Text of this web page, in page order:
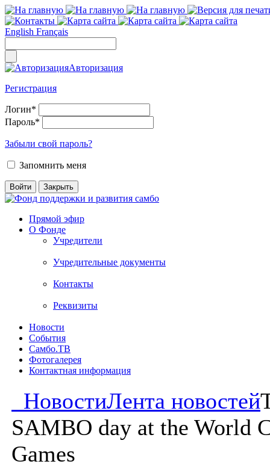
English Français
Авторизация
Регистрация
Логин*
Пароль*
Забыли свой пароль?
Запомнить меня
Прямой эфир
О Фонде
Учредители
Учредительные документы
Контакты
Реквизиты
Новости
События
Самбо.ТВ
Фотогалерея
Контактная информация
НовостиЛента новостей
SAMBO day at the World
Games